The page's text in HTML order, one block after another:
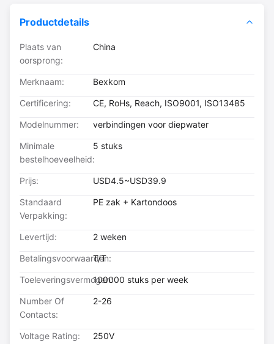
Productdetails
Plaats van
oorsprong:
China
Merknaam: Bexkom
Certificering: CE, RoHs, Reach, ISO9001, ISO13485
Modelnummer: verbindingen voor diepwater
Minimale
bestelhoeveelheid:
5 stuks
Prijs: USD4.5~USD39.9
Standaard
Verpakking:
PE zak + Kartondoos
Levertijd: 2 weken
Betalingsvoorwaarden:
T/T
Toeleveringsvermogen:100000 stuks per week
Number Of
Contacts:
2-26
Voltage Rating: 250V